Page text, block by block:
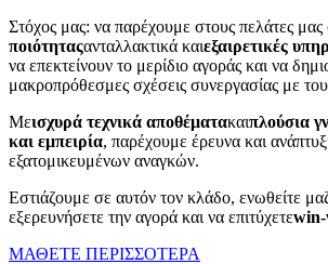
Στόχος μας: να παρέχουμε στους πελάτες
ποιότηταςανταλλακτικά καιεξαιρετικές
να επεκτείνουν το μερίδιο αγοράς και να
μακροπρόθεσμες σχέσεις συνεργασίας με
Μεισχυρά τεχνικά αποθέματακαιπλούσια
και εμπειρία, παρέχουμε έρευνα και
εξατομικευμένων αναγκών.
Εστιάζουμε σε αυτόν τον κλάδο, ενωθείτε
εξερευνήσετε την αγορά και να επιτύχετεwin-
ΜΑΘΕΤΕ ΠΕΡΙΣΣΟΤΕΡΑ